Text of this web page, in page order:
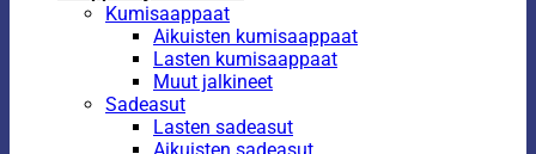
Kumisaappaat
Aikuisten kumisaappaat
Lasten kumisaappaat
Muut jalkineet
Sadeasut
Lasten sadeasut